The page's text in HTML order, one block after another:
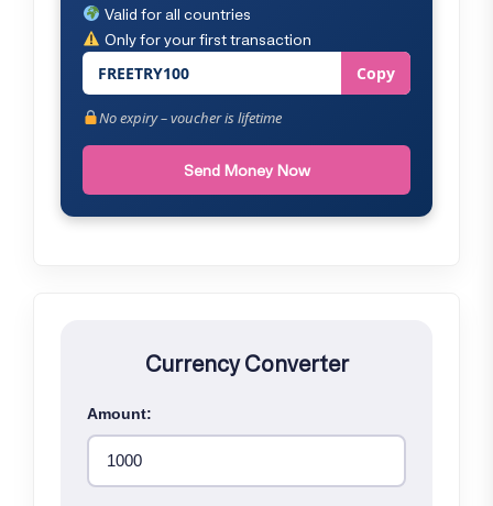
Valid for all countries
Only for your first transaction
FREETRY100 Copy
No expiry – voucher is lifetime
Send Money Now
Currency Converter
Amount: